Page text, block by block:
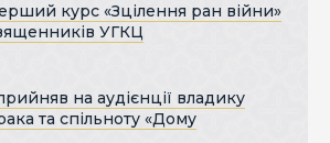
курс «Зцілення ран війни»
УГКЦ
на аудієнції владику
та спільноту «Дому